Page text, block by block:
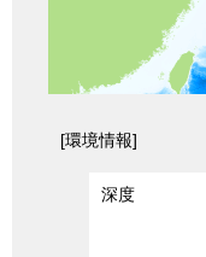
[環境情報]
深度